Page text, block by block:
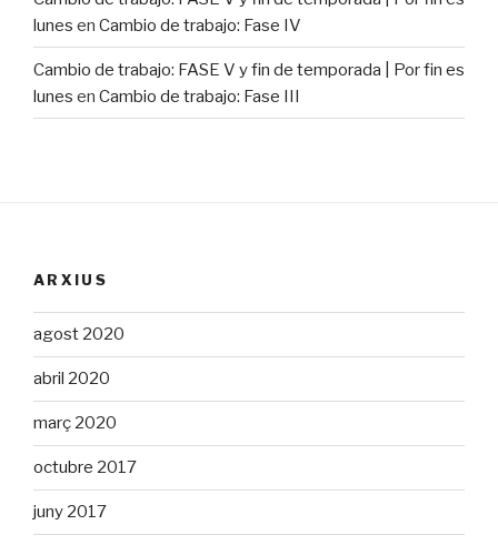
lunes en Cambio de trabajo: Fase IV
Cambio de trabajo: FASE V y fin de temporada | Por fin es
lunes en Cambio de trabajo: Fase III
ARXIUS
agost 2020
abril 2020
març 2020
octubre 2017
juny 2017